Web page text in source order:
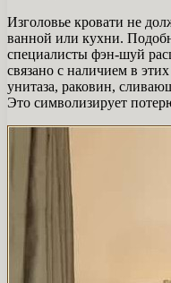
Изголовье кровати не
ванной или кухни.
специалисты фэн-шуй
связано с наличием в
унитаза, раковин,
Это символизирует